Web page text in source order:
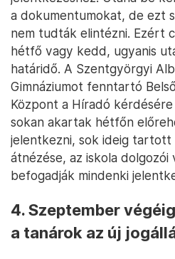
a dokumentumokat, de ezt
nem tudták elintézni. Ezért
hétfő vagy kedd, ugyanis
határidő. A Szentgyörgyi
Gimnáziumot fenntartó
Központ a Híradó
sokan akartak hétfőn
jelentkezni, sok ideig tartott
átnézése, az iskola dolgozói
befogadják mindenki
4. Szeptember
a tanárok az új